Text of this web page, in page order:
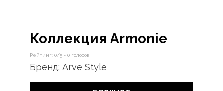
Коллекция Armonie
Рейтинг: 0/5 - 0 голосов
Бренд: Arve Style